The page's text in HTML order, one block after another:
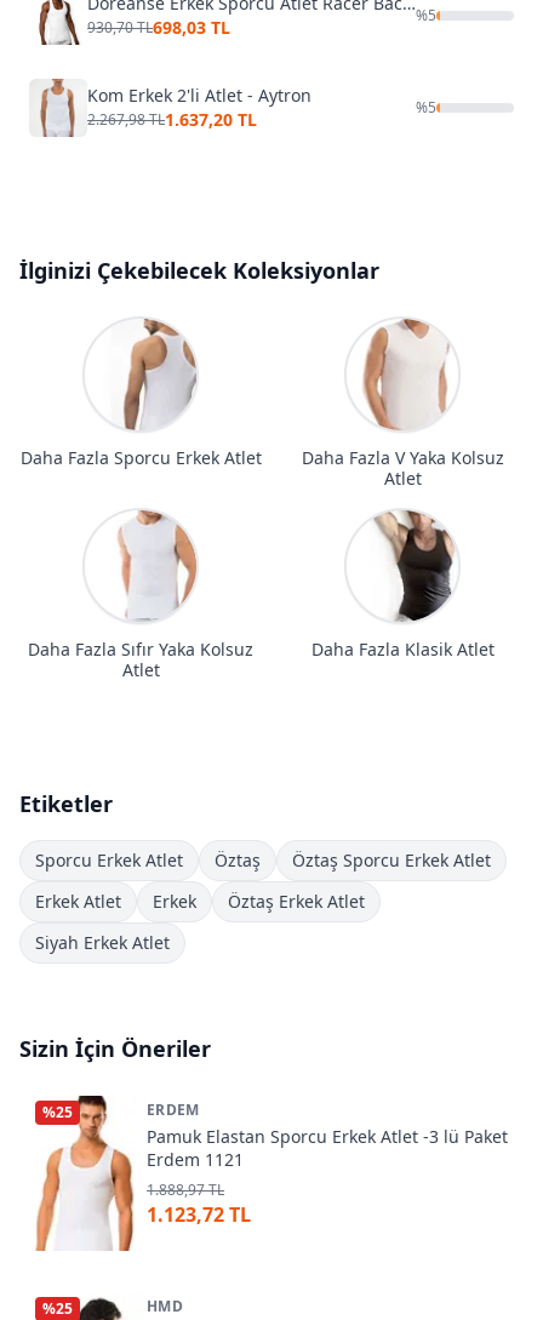
930,70 TL698,03 TL
%5
Kom Erkek 2'li Atlet - Aytron
2.267,98 TL1.637,20 TL
%5
İlginizi Çekebilecek Koleksiyonlar
Daha Fazla Sporcu Erkek Atlet
Daha Fazla V Yaka Kolsuz
Atlet
Daha Fazla Sıfır Yaka Kolsuz
Atlet
Daha Fazla Klasik Atlet
Etiketler
Sporcu Erkek Atlet Öztaş
Öztaş Sporcu Erkek Atlet
Erkek Atlet
Erkek
Öztaş Erkek Atlet
Siyah Erkek Atlet
Sizin İçin Öneriler
%25 ERDEM
Pamuk Elastan Sporcu Erkek Atlet -3 lü Paket
Erdem 1121
1.888,97 TL
1.123,72 TL
%25 HMD